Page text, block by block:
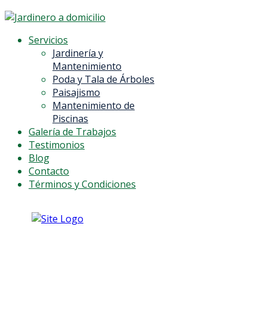
Servicios
Jardinería y
Mantenimiento
Poda y Tala de Árboles
Paisajismo
Mantenimiento de
Piscinas
Galería de Trabajos
Testimonios
Blog
Contacto
Términos y Condiciones